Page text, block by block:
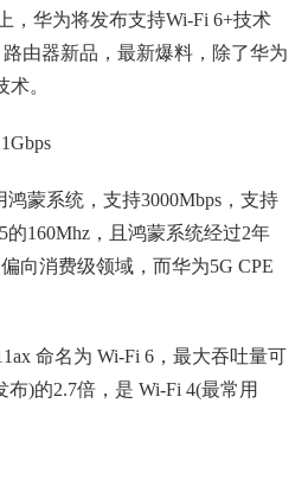
， 华为将发布支持Wi-Fi 6+技术
由器新品，最新爆料，除了华为
。
蒙系统，支持3000Mbps，支持
的160Mhz，且鸿蒙系统经过2年
向消费级领域，而华为5G CPE
命名为 Wi-Fi 6，最大吞吐量可
布)的2.7倍，是 Wi-Fi 4(最常用